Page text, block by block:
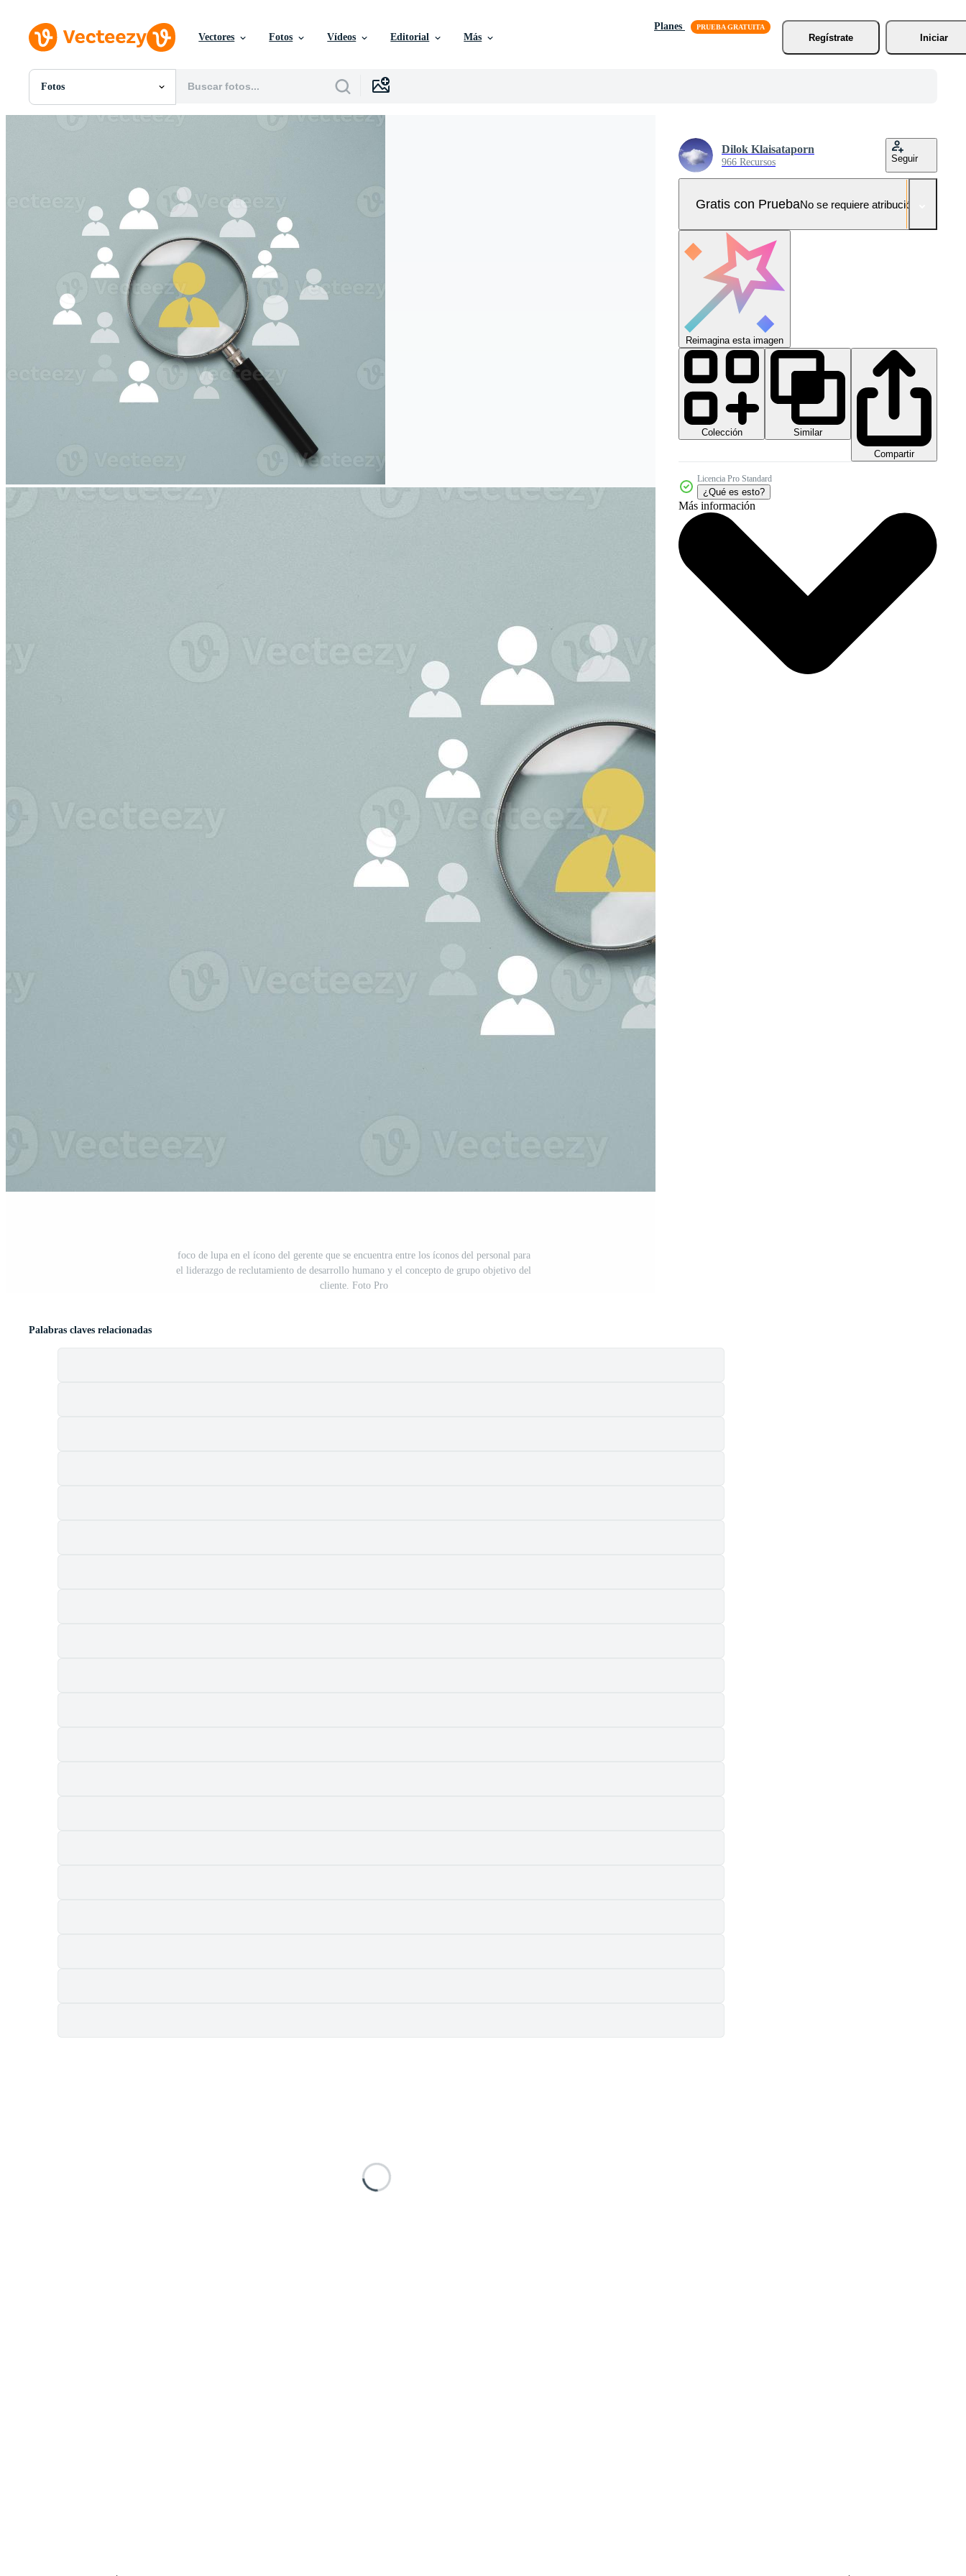
Vectores Fotos Vídeos Editorial Más
Planes
Regístrate
Iniciar
Fotos
Todas Imágenes
Gráficos en Movimiento
Imágenes Editoriales
Eventos Editoriales
foco de lupa en el ícono del gerente que se encuentra entre los íconos del personal para
el liderazgo de reclutamiento de desarrollo humano y el concepto de grupo objetivo del
cliente. Foto Pro
Dilok Klaisataporn
966 Recursos Seguir
Gratis con PruebaNo se requiere atribución!
Reimagina esta imagen
Colección
Similar
Compartir
Licencia Pro Standard
¿Qué es esto?
Más información
Palabras claves relacionadas